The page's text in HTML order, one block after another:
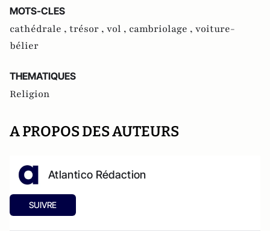
MOTS-CLES
cathédrale , trésor , vol , cambriolage , voiture-
bélier
THEMATIQUES
Religion
A PROPOS DES AUTEURS
Atlantico Rédaction
SUIVRE